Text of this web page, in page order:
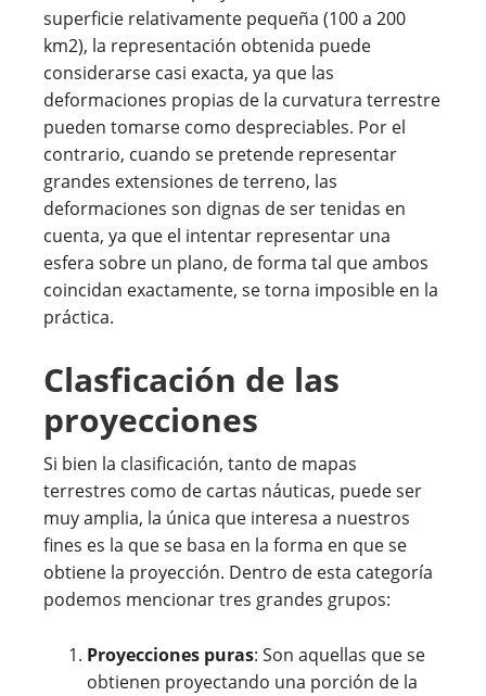
superficie relativamente pequeña (100 a 200
km2), la representación obtenida puede
considerarse casi exacta, ya que las
deformaciones propias de la curvatura terrestre
pueden tomarse como despreciables. Por el
contrario, cuando se pretende representar
grandes extensiones de terreno, las
deformaciones son dignas de ser tenidas en
cuenta, ya que el intentar representar una
esfera sobre un plano, de forma tal que ambos
coincidan exactamente, se torna imposible en la
práctica.
Clasficación de las
proyecciones
Si bien la clasificación, tanto de mapas
terrestres como de cartas náuticas, puede ser
muy amplia, la única que interesa a nuestros
fines es la que se basa en la forma en que se
obtiene la proyección. Dentro de esta categoría
podemos mencionar tres grandes grupos:
Proyecciones puras: Son aquellas que se
obtienen proyectando una porción de la